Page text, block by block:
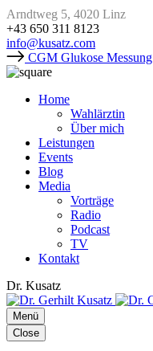
Arndtweg 5, 4020 Linz
+43 650 311 8123
info@kusatz.com
CGM Glukose Messung
Home
Wahlärztin
Über mich
Leistungen
Events
Blog
Media
Vorträge
Radio
Podcast
TV
Kontakt
Dr. Kusatz
Menü
Close